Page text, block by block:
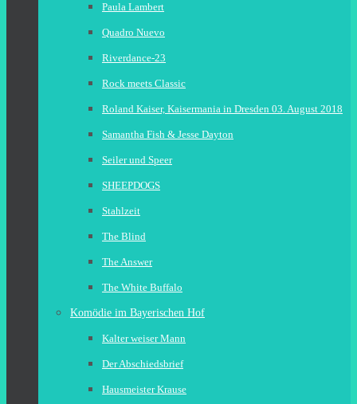
Paula Lambert
Quadro Nuevo
Riverdance-23
Rock meets Classic
Roland Kaiser, Kaisermania in Dresden 03. August 2018
Samantha Fish & Jesse Dayton
Seiler und Speer
SHEEPDOGS
Stahlzeit
The Blind
The Answer
The White Buffalo
Komödie im Bayerischen Hof
Kalter weiser Mann
Der Abschiedsbrief
Hausmeister Krause